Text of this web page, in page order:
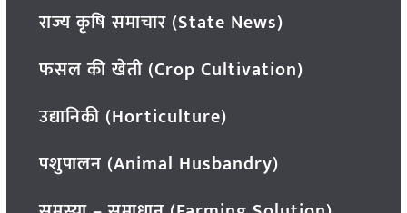
राज्य कृषि समाचार (State News)
फसल की खेती (Crop Cultivation)
उद्यानिकी (Horticulture)
पशुपालन (Animal Husbandry)